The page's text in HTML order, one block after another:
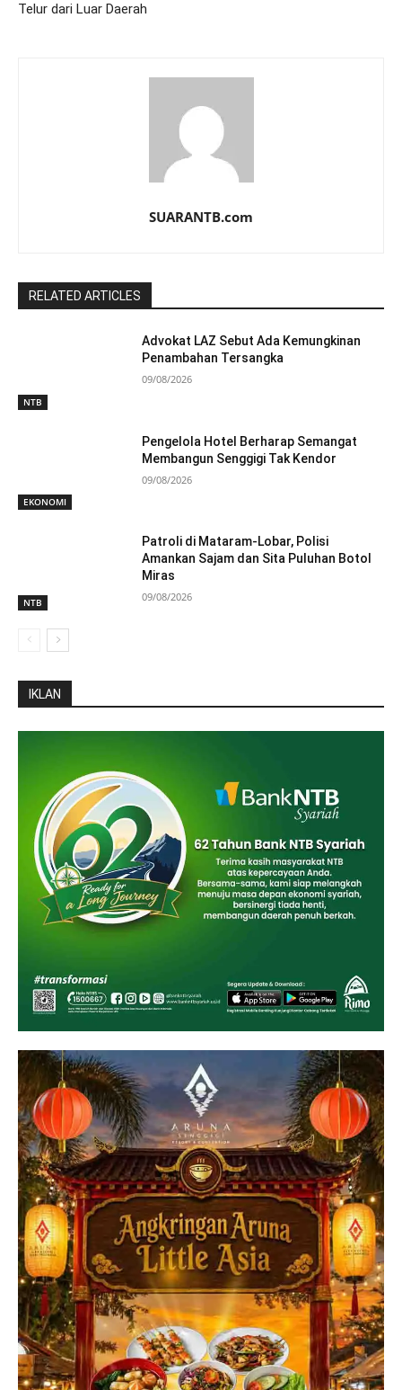
Telur dari Luar Daerah
SUARANTB.com
RELATED ARTICLES
NTB
Advokat LAZ Sebut Ada Kemungkinan
Penambahan Tersangka
09/08/2026
EKONOMI
Pengelola Hotel Berharap Semangat
Membangun Senggigi Tak Kendor
09/08/2026
NTB
Patroli di Mataram-Lobar, Polisi
Amankan Sajam dan Sita Puluhan Botol
Miras
09/08/2026
IKLAN